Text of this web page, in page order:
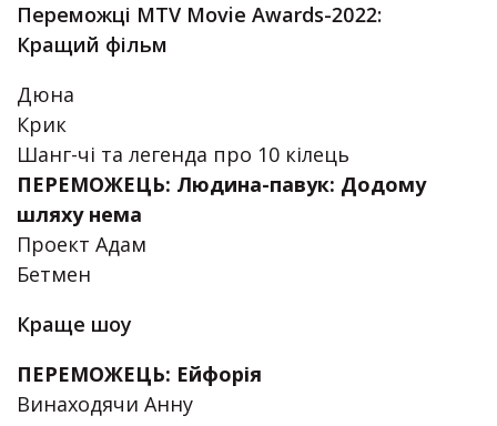
Переможці MTV Movie Awards-2022:
Кращий фільм
Дюна
Крик
Шанг-чі та легенда про 10 кілець
ПЕРЕМОЖЕЦЬ: Людина-павук: Додому
шляху нема
Проект Адам
Бетмен
Краще шоу
ПЕРЕМОЖЕЦЬ: Ейфорія
Винаходячи Анну